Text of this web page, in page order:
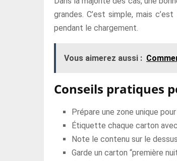
grandes. C’est simple, mais
pendant le chargement.
Vous aimerez aussi :
Conseils pratiques
Prépare une zone unique
Étiquette chaque carton
Note le contenu sur le
Garde un carton “première